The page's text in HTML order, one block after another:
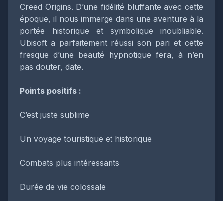
Creed Origins. D’une fidélité bluffante avec cette
époque, il nous immerge dans une aventure à la
portée historique et symbolique inoubliable.
Ubisoft a parfaitement réussi son pari et cette
fresque d’une beauté hypnotique fera, à n’en
pas douter, date.
Points positifs :
C’est juste sublime
Un voyage touristique et historique
Combats plus intéressants
Durée de vie colossale